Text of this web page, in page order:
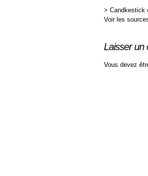
> Candkestick
Voir les
Laisser un
Vous devez